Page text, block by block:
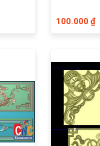
100.000 ₫